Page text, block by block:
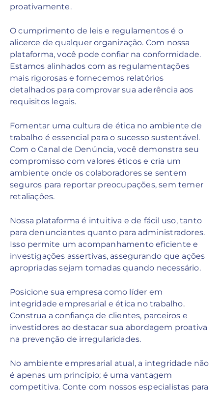
proativamente.
O cumprimento de leis e regulamentos é o
alicerce de qualquer organização. Com nossa
plataforma, você pode confiar na conformidade.
Estamos alinhados com as regulamentações
mais rigorosas e fornecemos relatórios
detalhados para comprovar sua aderência aos
requisitos legais.
Fomentar uma cultura de ética no ambiente de
trabalho é essencial para o sucesso sustentável.
Com o Canal de Denúncia, você demonstra seu
compromisso com valores éticos e cria um
ambiente onde os colaboradores se sentem
seguros para reportar preocupações, sem temer
retaliações.
Nossa plataforma é intuitiva e de fácil uso, tanto
para denunciantes quanto para administradores.
Isso permite um acompanhamento eficiente e
investigações assertivas, assegurando que ações
apropriadas sejam tomadas quando necessário.
Posicione sua empresa como líder em
integridade empresarial e ética no trabalho.
Construa a confiança de clientes, parceiros e
investidores ao destacar sua abordagem proativa
na prevenção de irregularidades.
No ambiente empresarial atual, a integridade não
é apenas um princípio; é uma vantagem
competitiva. Conte com nossos especialistas para